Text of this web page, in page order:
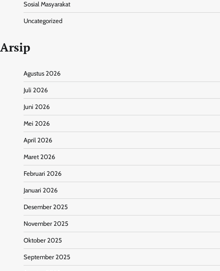
Sosial Masyarakat
Uncategorized
Arsip
Agustus 2026
Juli 2026
Juni 2026
Mei 2026
April 2026
Maret 2026
Februari 2026
Januari 2026
Desember 2025
November 2025
Oktober 2025
September 2025